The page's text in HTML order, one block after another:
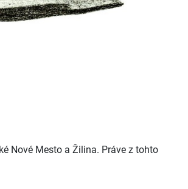
Nové Mesto a Žilina. Práve z tohto